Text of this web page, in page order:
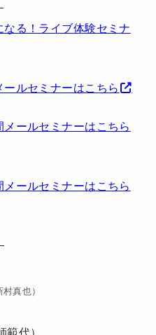
る！ライブ体験セミナ
ルセミナーはこちら
ールセミナーはこちら
ールセミナーはこちら
村真也）
代）